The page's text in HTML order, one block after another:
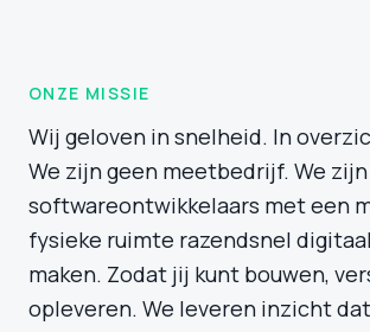
ONZE MISSIE
Wij geloven in snelheid. In
We zijn geen meetbedrijf. We zijn
softwareontwikkelaars met een
fysieke ruimte razendsnel
maken. Zodat jij kunt bouwen,
opleveren. We leveren inzicht